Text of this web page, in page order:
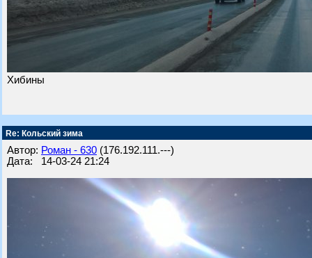
Хибины
Re: Кольский зима
Автор: Роман - 630 (176.192.111.---)
Дата: 14-03-24 21:24